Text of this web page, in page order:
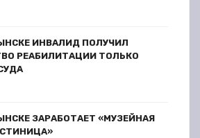
ИНВАЛИД ПОЛУЧИЛ
РЕАБИЛИТАЦИИ ТОЛЬКО
ЗАРАБОТАЕТ «МУЗЕЙНАЯ